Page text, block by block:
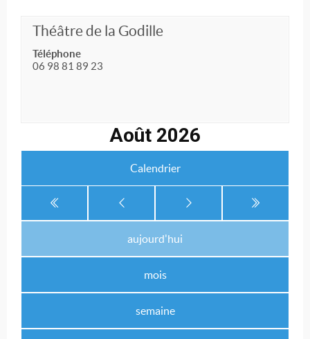
Théâtre de la Godille
Téléphone
06 98 81 89 23
Août 2026
Calendrier
aujourd'hui
mois
semaine